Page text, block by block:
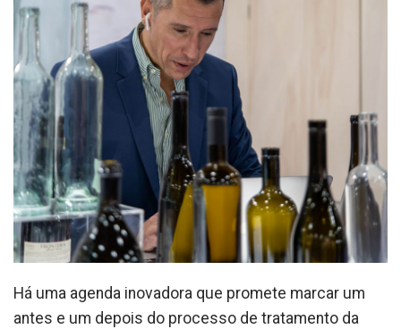
Há uma agenda inovadora que promete marcar um
antes e um depois do processo de tratamento da